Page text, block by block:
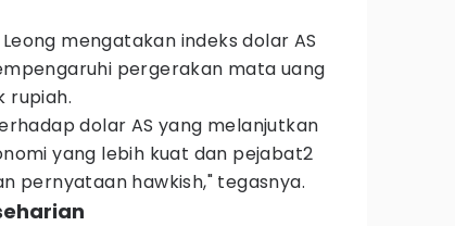
mengatakan indeks dolar AS
pergerakan mata uang
rupiah.
dolar AS yang melanjutkan
yang lebih kuat dan pejabat2
pernyataan hawkish," tegasnya.